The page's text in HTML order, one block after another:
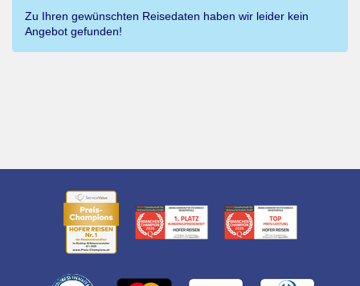
Zu Ihren gewünschten Reisedaten haben wir leider kein
Angebot gefunden!